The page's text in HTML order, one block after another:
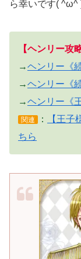
ら幸いです( ^ω^
【ヘンリー攻
→ヘンリー《
→ヘンリー《
→ヘンリー《
関連 ：
【王
ちら